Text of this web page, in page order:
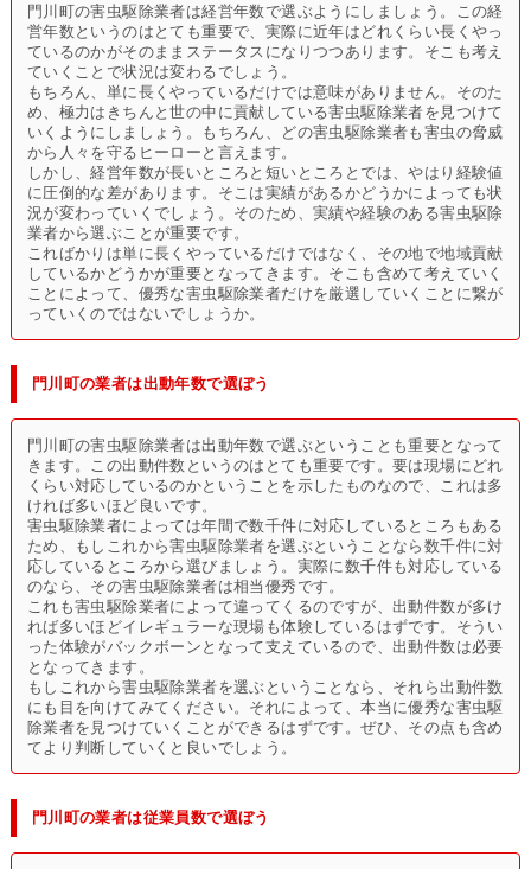
門川町の害虫駆除業者は経営年数で選ぶようにしましょう。この経
営年数というのはとても重要で、実際に近年はどれくらい長くやっ
ているのかがそのままステータスになりつつあります。そこも考え
ていくことで状況は変わるでしょう。
もちろん、単に長くやっているだけでは意味がありません。そのた
め、極力はきちんと世の中に貢献している害虫駆除業者を見つけて
いくようにしましょう。もちろん、どの害虫駆除業者も害虫の脅威
から人々を守るヒーローと言えます。
しかし、経営年数が長いところと短いところとでは、やはり経験値
に圧倒的な差があります。そこは実績があるかどうかによっても状
況が変わっていくでしょう。そのため、実績や経験のある害虫駆除
業者から選ぶことが重要です。
こればかりは単に長くやっているだけではなく、その地で地域貢献
しているかどうかが重要となってきます。そこも含めて考えていく
ことによって、優秀な害虫駆除業者だけを厳選していくことに繋が
っていくのではないでしょうか。
門川町の業者は出動年数で選ぼう
門川町の害虫駆除業者は出動年数で選ぶということも重要となって
きます。この出動件数というのはとても重要です。要は現場にどれ
くらい対応しているのかということを示したものなので、これは多
ければ多いほど良いです。
害虫駆除業者によっては年間で数千件に対応しているところもある
ため、もしこれから害虫駆除業者を選ぶということなら数千件に対
応しているところから選びましょう。実際に数千件も対応している
のなら、その害虫駆除業者は相当優秀です。
これも害虫駆除業者によって違ってくるのですが、出動件数が多け
れば多いほどイレギュラーな現場も体験しているはずです。そうい
った体験がバックボーンとなって支えているので、出動件数は必要
となってきます。
もしこれから害虫駆除業者を選ぶということなら、それら出動件数
にも目を向けてみてください。それによって、本当に優秀な害虫駆
除業者を見つけていくことができるはずです。ぜひ、その点も含め
てより判断していくと良いでしょう。
門川町の業者は従業員数で選ぼう